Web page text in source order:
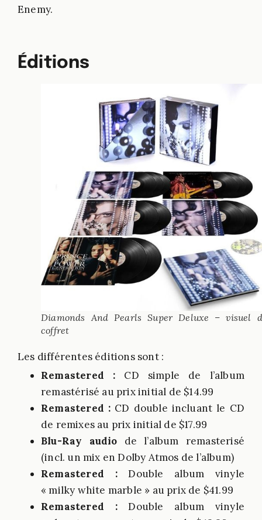
Enemy.
Éditions
Diamonds And Pearls Super Deluxe – visuel
coffret
Les différentes éditions sont :
Remastered : CD simple de l’album
remastérisé au prix initial de $14.99
Remastered : CD double incluant le CD
de remixes au prix initial de $17.99
Blu-Ray audio de l’album remasterisé
(incl. un mix en Dolby Atmos de l’album)
Remastered :Double album vinyle
« milky white marble » au prix de $41.99
Remastered :Double album vinyle